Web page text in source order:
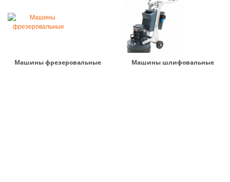
Машины фрезеровальные Машины шлифовальные